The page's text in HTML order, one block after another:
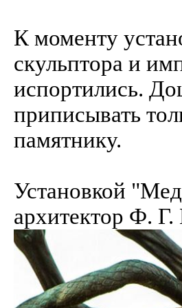
К моменту
скульптора и
испортились.
приписывать
памятнику.
Установкой
архитектор Ф. Г.